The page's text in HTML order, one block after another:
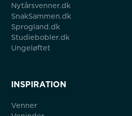
Nytårsvenner.dk
SnakSammen.dk
Sprogland.dk
Studiebobler.dk
Ungeløftet
INSPIRATION
Venner